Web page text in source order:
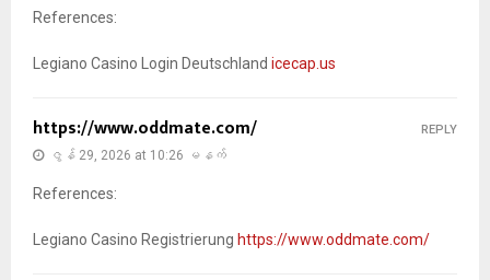
References:
Legiano Casino Login Deutschland icecap.us
https://www.oddmate.com/
ဇွန် 29, 2026 at 10:26 မနက်
References:
Legiano Casino Registrierung https://www.oddmate.com/
REPLY